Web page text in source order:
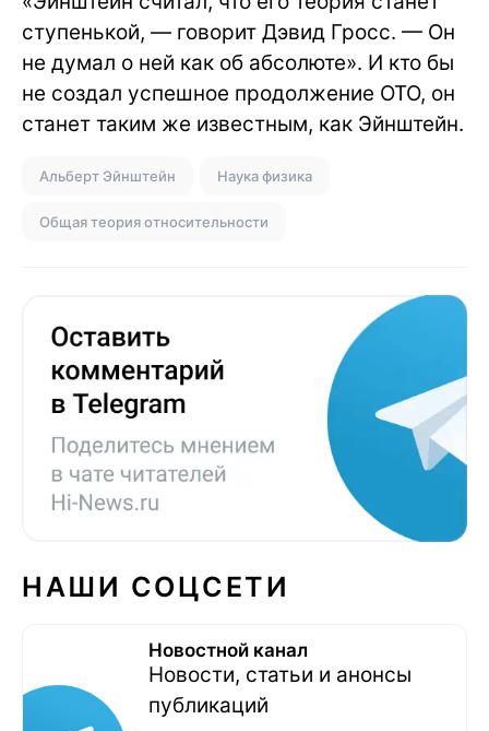
ступенькой, — говорит Дэвид Гросс. — Он
не думал о ней как об абсолюте». И кто бы
не создал успешное продолжение ОТО, он
станет таким же известным, как Эйнштейн.
Альберт Эйнштейн Наука физика
Общая теория относительности
НАШИ СОЦСЕТИ
Новостной канал
Новости, статьи и анонсы
публикаций